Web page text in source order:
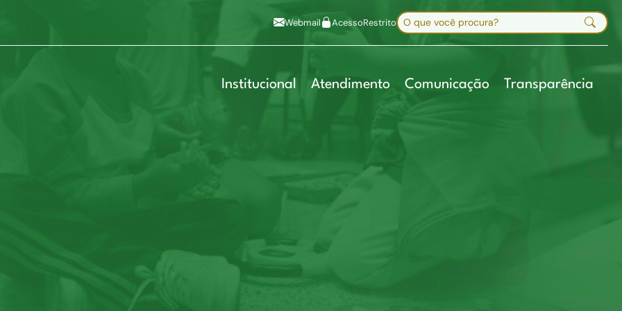
Mapa do site
Webmail AcessoRestritoBuscar no site
Institucional Atendimento Comunicação Transparência